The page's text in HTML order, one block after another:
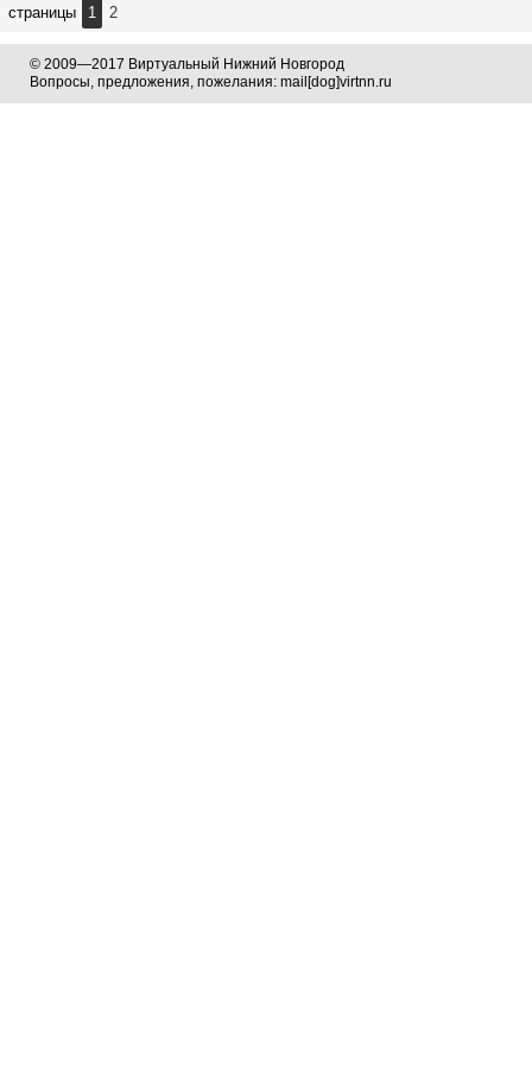
страницы 1 2
© 2009—2017 Виртуальный Нижний Новгород
Вопросы, предложения, пожелания: mail[dog]virtnn.ru